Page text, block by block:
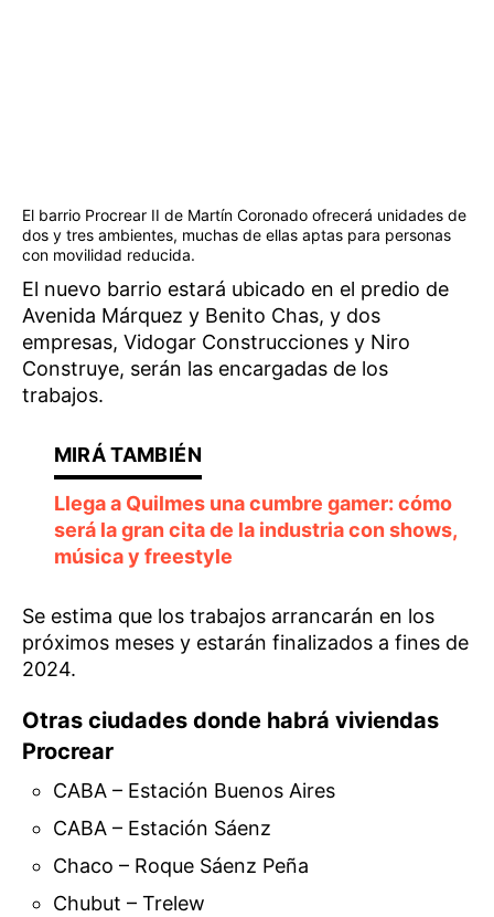
El barrio Procrear II de Martín Coronado ofrecerá unidades de
dos y tres ambientes, muchas de ellas aptas para personas
con movilidad reducida.
El nuevo barrio estará ubicado en el predio de
Avenida Márquez y Benito Chas, y dos
empresas, Vidogar Construcciones y Niro
Construye, serán las encargadas de los
trabajos.
Llega a Quilmes una cumbre gamer: cómo
será la gran cita de la industria con shows,
música y freestyle
Se estima que los trabajos arrancarán en los
próximos meses y estarán finalizados a fines de
2024.
Otras ciudades donde habrá viviendas
Procrear
CABA – Estación Buenos Aires
CABA – Estación Sáenz
Chaco – Roque Sáenz Peña
Chubut – Trelew